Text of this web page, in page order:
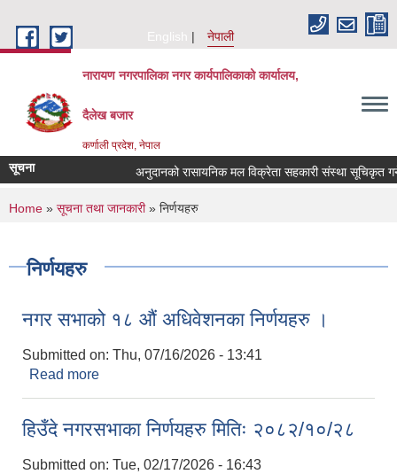
English
नेपाली
नारायण नगरपालिका नगर कार्यपालिकाको कार्यालय,
दैलेख बजार
कर्णाली प्रदेश, नेपाल
सूचना अनुदानको रासायनिक मल विक्रेता सहकारी संस्था सूचिकृत गर्ने
You are here
Home » सूचना तथा जानकारी» निर्णयहरु
निर्णयहरु
नगर सभाको १८ औं अधिवेशनका निर्णयहरु ।
Submitted on: Thu, 07/16/2026 - 13:41
Read more
हिउँदे नगरसभाका निर्णयहरु मितिः २०८२/१०/२८
Submitted on: Tue, 02/17/2026 - 16:43